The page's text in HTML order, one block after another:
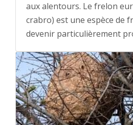
aux alentours. Le frelon
crabro) est une espèce de
devenir particulièrement